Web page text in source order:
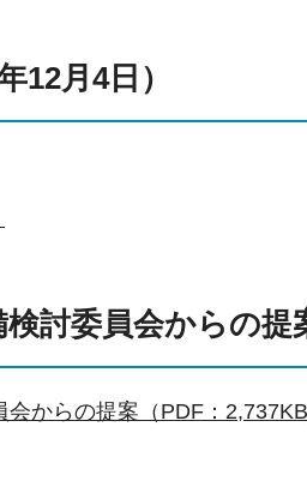
12月4日）
討委員会からの提
からの提案（PDF：2,737KB